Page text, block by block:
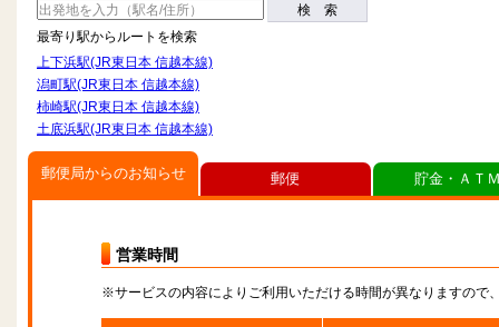
検 索
最寄り駅からルートを検索
上下浜駅(JR東日本 信越本線)
潟町駅(JR東日本 信越本線)
柿崎駅(JR東日本 信越本線)
土底浜駅(JR東日本 信越本線)
郵便局からのお知らせ
営業時間
※サービスの内容によりご利用いただける時間が異なりますので
郵便 貯金・ＡＴ